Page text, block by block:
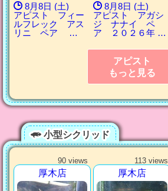
8月8日 (土)
アピスト フィー
ルフレック アス
リニ ペア …
8月8日 (土)
アピスト アガシ
ジ ナナイ ペ
ア ２０２６年 …
アピスト
もっと見る
小型シクリッド
90 views
厚木店
113 views
厚木店